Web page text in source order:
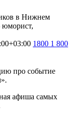
в Нижнем
1800 1 800
про событие
афиша самых